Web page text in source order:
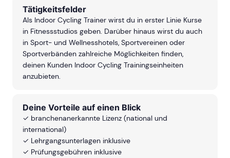
Tätigkeitsfelder
Als Indoor Cycling Trainer wirst du in erster Linie Kurse
in Fitnessstudios geben. Darüber hinaus wirst du auch
in Sport- und Wellnesshotels, Sportvereinen oder
Sportverbänden zahlreiche Möglichkeiten finden,
deinen Kunden Indoor Cycling Trainingseinheiten
anzubieten.
Deine Vorteile auf einen Blick
✓ branchenanerkannte Lizenz (national und
international)
✓ Lehrgangsunterlagen inklusive
✓ Prüfungsgebühren inklusive